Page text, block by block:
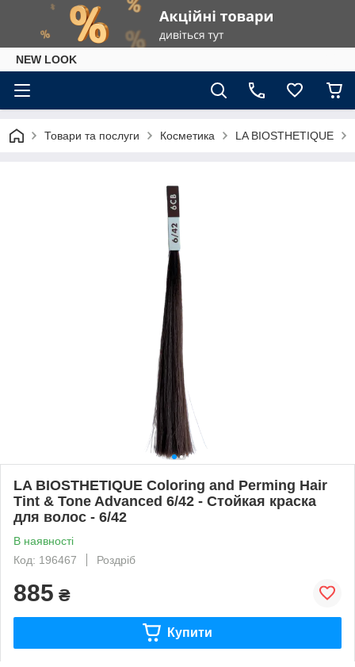
NEW LOOK
Товари та послуги Косметика LA BIOSTHETIQUE
LA BIOSTHETIQUE Coloring and Perming Hair
Tint & Tone Advanced 6/42 - Стойкая краска
для волос - 6/42
В наявності
Код: 196467
Роздріб
885 ₴
Купити